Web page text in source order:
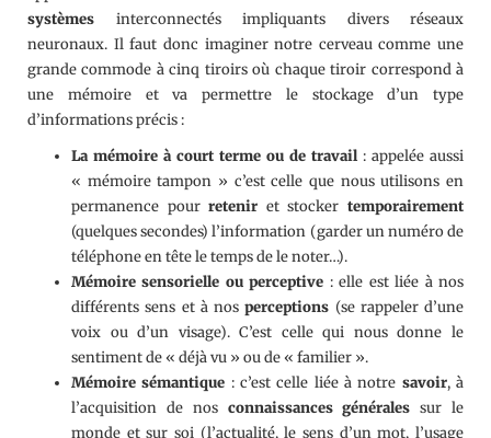
systèmes interconnectés impliquants divers réseaux
neuronaux. Il faut donc imaginer notre cerveau comme une
grande commode à cinq tiroirs où chaque tiroir correspond à
une mémoire et va permettre le stockage d’un type
d’informations précis :
La mémoire à court terme ou de travail : appelée aussi
« mémoire tampon » c’est celle que nous utilisons en
permanence pourretenir et stockertemporairement
(quelques secondes) l’information (garder un numéro de
téléphone en tête le temps de le noter…).
Mémoire sensorielle ou perceptive : elle est liée à nos
différents sens et à nosperceptions (se rappeler d’une
voix ou d’un visage). C’est celle qui nous donne le
sentiment de « déjà vu » ou de « familier ».
Mémoire sémantique : c’est celle liée à notre savoir, à
l’acquisition de nos connaissances généralessur le
monde et sur soi (l’actualité, le sens d’un mot, l’usage